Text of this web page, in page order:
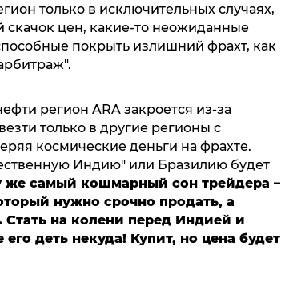
только в исключительных случаях,
скачок цен, какие-то неожиданные
покрыть излишний фрахт, как
регион ARA закроется из-за
только в другие регионы с
космические деньги на фрахте.
Индию" или Бразилию будет
же самый кошмарный сон трейдера –
нужно срочно продать, а
Стать на колени перед Индией и
деть некуда! Купит, но цена будет